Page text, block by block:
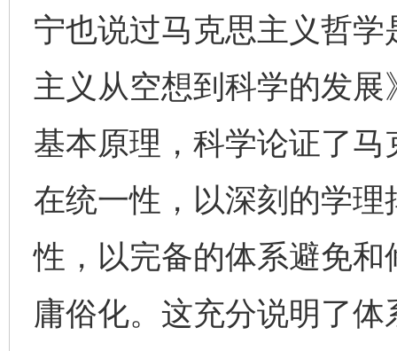
宁也说过马克思主义哲
主义从空想到科学的发
基本原理，科学论证了
在统一性，以深刻的学
性，以完备的体系避免
庸俗化。这充分说明了